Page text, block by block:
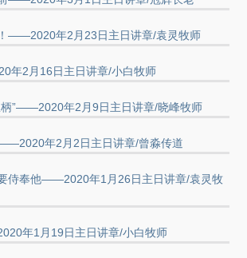
——2020年2月23日主日讲章/袁灵牧师
年2月16日主日讲章/小白牧师
柄”——2020年2月9日主日讲章/晓峰牧师
年2月2日主日讲章/曾淼传道
侍奉他——2020年1月26日主日讲章/袁灵牧
年1月19日主日讲章/小白牧师